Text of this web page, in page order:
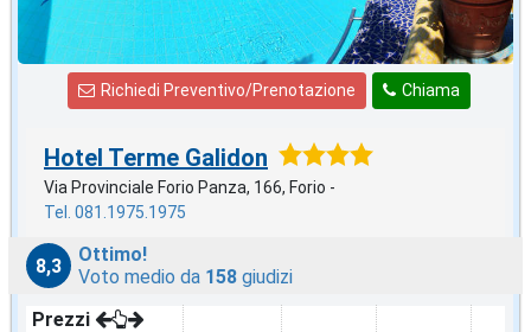
Chiama
Richiedi Preventivo/Prenotazione
Hotel Terme Galidon
Via Provinciale Forio Panza, 166, Forio -
Tel. 081.1975.1975
8,3
Ottimo!
Voto medio da 158 giudizi
Prezzi